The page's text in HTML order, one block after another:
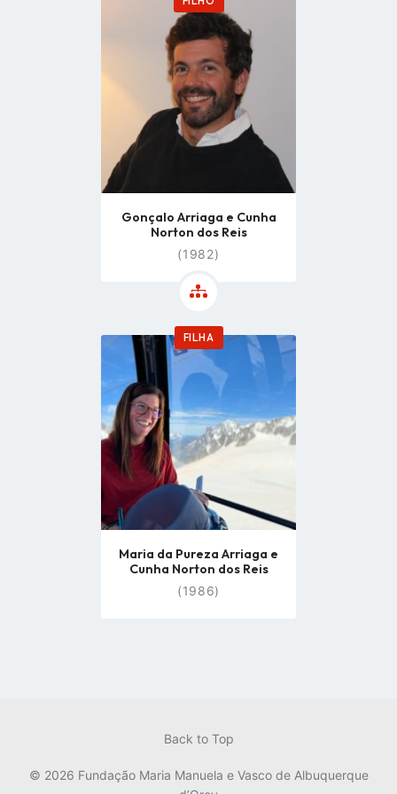
Go
to
profile
page
Gonçalo Arriaga e Cunha
Norton dos Reis
(1982)
FILHA
Go
to
profile
page
Maria da Pureza Arriaga e
Cunha Norton dos Reis
(1986)
Back to Top
© 2026 Fundação Maria Manuela e Vasco de Albuquerque